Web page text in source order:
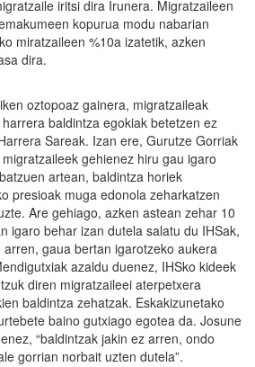
iritsi dira Irunera. Migratzaileen
kopurua modu nabarian
miratzaileen %10a izatetik, azken
dira.
oztopoaz gainera, migratzaileak
baldintza egokiak betetzen ez
Sareak. Izan ere, Gurutze Gorriak
gehienez hiru gau igaro
artean, baldintza horiek
presioak muga edonola zeharkatzen
Are gehiago, azken astean zehar 10
igaro behar izan dutela salatu du IHSak,
gaua bertan igarotzeko aukera
azaldu duenez, IHSko kideek
diren migratzaileei aterpetxera
baldintza zehatzak. Eskakizunetako
baino gutxiago egotea da. Josune
“baldintzak jakin ez arren, ondo
gorrian norbait uzten dutela”.